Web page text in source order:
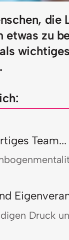
die
etwas zu
Team...
Druck